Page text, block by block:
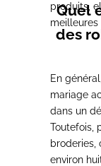
produits,
meilleures
Quel
des
En
mariage
dans un
Toutefois,
broderies,
environ